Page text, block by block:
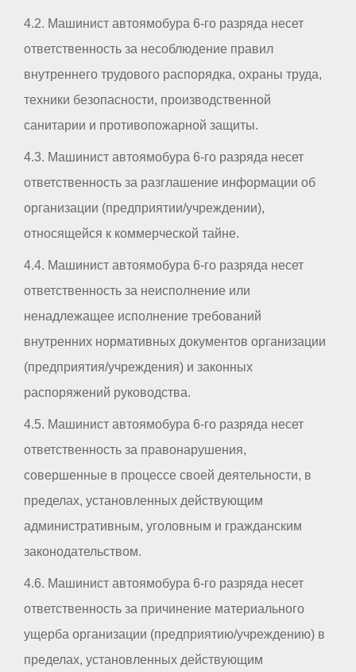
4.2. Машинист автоямобура 6-го разряда несет
ответственность за несоблюдение правил
внутреннего трудового распорядка, охраны труда,
техники безопасности, производственной
санитарии и противопожарной защиты.
4.3. Машинист автоямобура 6-го разряда несет
ответственность за разглашение информации об
организации (предприятии/учреждении),
относящейся к коммерческой тайне.
4.4. Машинист автоямобура 6-го разряда несет
ответственность за неисполнение или
ненадлежащее исполнение требований
внутренних нормативных документов организации
(предприятия/учреждения) и законных
распоряжений руководства.
4.5. Машинист автоямобура 6-го разряда несет
ответственность за правонарушения,
совершенные в процессе своей деятельности, в
пределах, установленных действующим
административным, уголовным и гражданским
законодательством.
4.6. Машинист автоямобура 6-го разряда несет
ответственность за причинение материального
ущерба организации (предприятию/учреждению) в
пределах, установленных действующим